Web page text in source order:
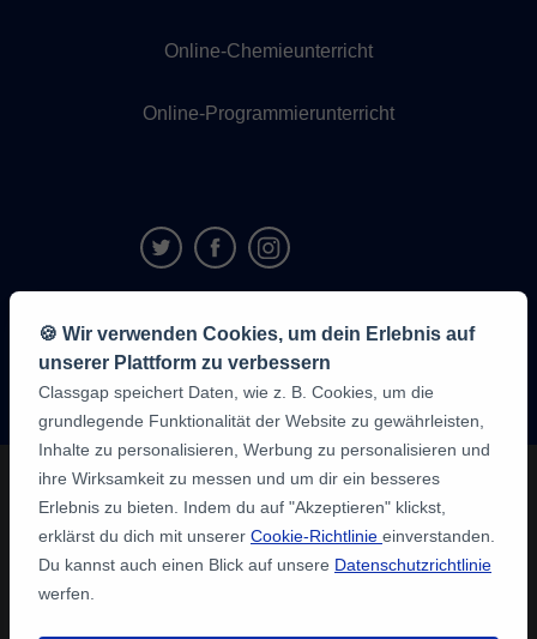
Online-Chemieunterricht
Online-Programmierunterricht
9,6/10
1,339,284
Schüler:innen
🍪 Wir verwenden Cookies, um dein Erlebnis auf
unserer Plattform zu verbessern
Classgap speichert Daten, wie z. B. Cookies, um die
grundlegende Funktionalität der Website zu gewährleisten,
Inhalte zu personalisieren, Werbung zu personalisieren und
ihre Wirksamkeit zu messen und um dir ein besseres
Erlebnis zu bieten. Indem du auf "Akzeptieren" klickst,
erklärst du dich mit unserer Cookie-Richtlinie einverstanden.
Du kannst auch einen Blick auf unsere Datenschutzrichtlinie
werfen.